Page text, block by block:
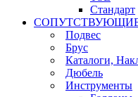
Стандарт
Подвес
Брус
Каталоги,
Дюбель
Инструменты